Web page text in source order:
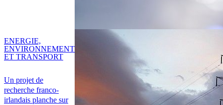
Un projet de
recherche franco-
irlandais planche sur
ENERGIE,
ENVIRONNEMENT
ET TRANSPORT